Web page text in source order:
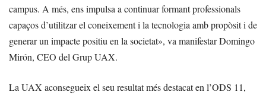
campus. A més, ens impulsa a continuar formant professionals
capaços d’utilitzar el coneixement i la tecnologia amb propòsit i de
generar un impacte positiu en la societat», va manifestar Domingo
Mirón, CEO del Grup UAX.
La UAX aconsegueix el seu resultat més destacat en l’ODS 11,